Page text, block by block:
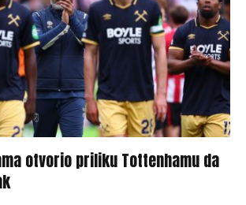
otvorio priliku Tottenhamu da